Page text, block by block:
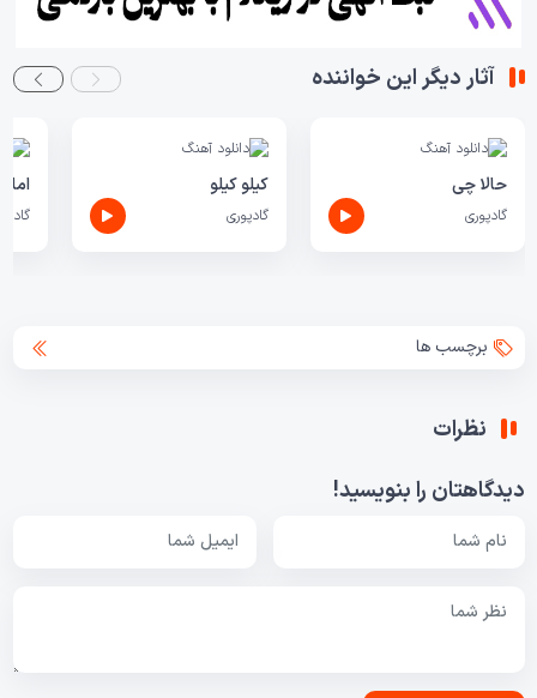
آثار دیگر این خواننده
حالا چی
گادپوری
کیلو کیلو
گادپوری
اماله
برچسب ها
نظرات
دیدگاهتان را بنویسید!